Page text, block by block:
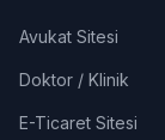
Avukat Sitesi
Doktor / Klinik
E-Ticaret Sitesi